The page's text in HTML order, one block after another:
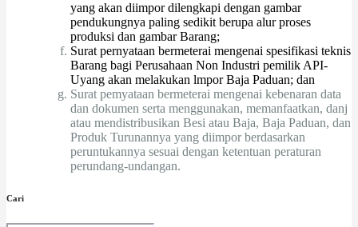
yang akan diimpor dilengkapi dengan gambar
pendukungnya paling sedikit berupa alur proses
produksi dan gambar Barang;
Surat pernyataan bermeterai mengenai spesifikasi teknis
Barang bagi Perusahaan Non Industri pemilik API-
Uyang akan melakukan lmpor Baja Paduan; dan
Surat pemyataan bermeterai mengenai kebenaran data
dan dokumen serta menggunakan, memanfaatkan, danj
atau mendistribusikan Besi atau Baja, Baja Paduan, dan
Produk Turunannya yang diimpor berdasarkan
peruntukannya sesuai dengan ketentuan peraturan
perundang-undangan.
Cari